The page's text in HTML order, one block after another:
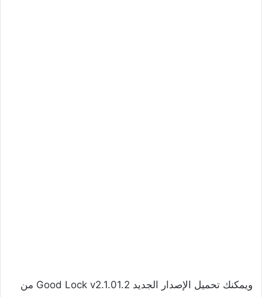
ويمكنك تحميل الإصدار الجديد Good Lock v2.1.01.2 من